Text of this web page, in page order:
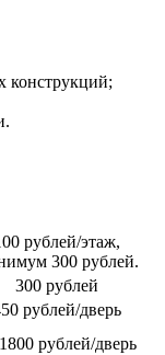
конструкций;
рублей/этаж,
300 рублей.
300 рублей
рублей/дверь
рублей/дверь